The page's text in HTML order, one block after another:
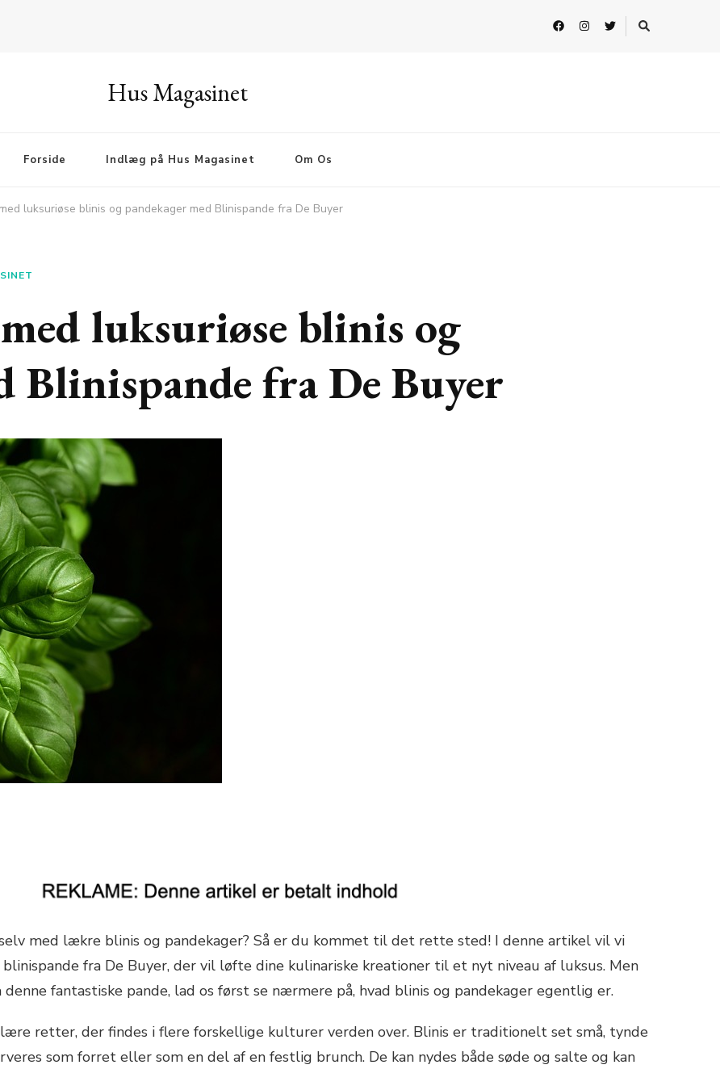
Hus Magasinet
Forside Indlæg på Hus Magasinet Om Os
luksuriøse blinis og pandekager med Blinispande fra De Buyer
luksuriøse blinis og
Blinispande fra De Buyer
med lækre blinis og pandekager? Så er du kommet til det rette sted! I denne artikel vil vi
fra De Buyer, der vil løfte dine kulinariske kreationer til et nyt niveau af luksus. Men
fantastiske pande, lad os først se nærmere på, hvad blinis og pandekager egentlig er.
retter, der findes i flere forskellige kulturer verden over. Blinis er traditionelt set små, tynde
som forret eller som en del af en festlig brunch. De kan nydes både søde og salte og kan